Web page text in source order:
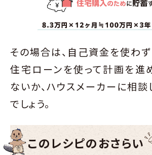
その場合は、自己資金を使わず
住宅ローンを使って計画を進
ないか、ハウスメーカーに相談
でしょう。
このレシピのおさらい